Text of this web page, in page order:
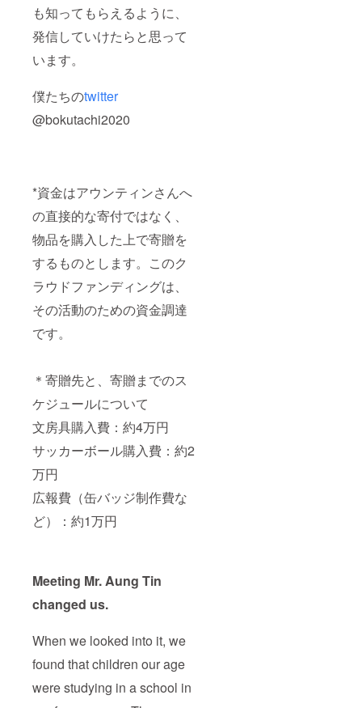
も知ってもらえるように、
発信していけたらと思って
います。
僕たちのtwitter
@bokutachi2020
*資金はアウンティンさんへ
の直接的な寄付ではなく、
物品を購入した上で寄贈を
するものとします。このク
ラウドファンディングは、
その活動のための資金調達
です。
＊寄贈先と、寄贈までのス
ケジュールについて
文房具購入費：約4万円
サッカーボール購入費：約2
万円
広報費（缶バッジ制作費な
ど）：約1万円
Meeting Mr. Aung Tin
changed us.
When we looked into it, we
found that children our age
were studying in a school in